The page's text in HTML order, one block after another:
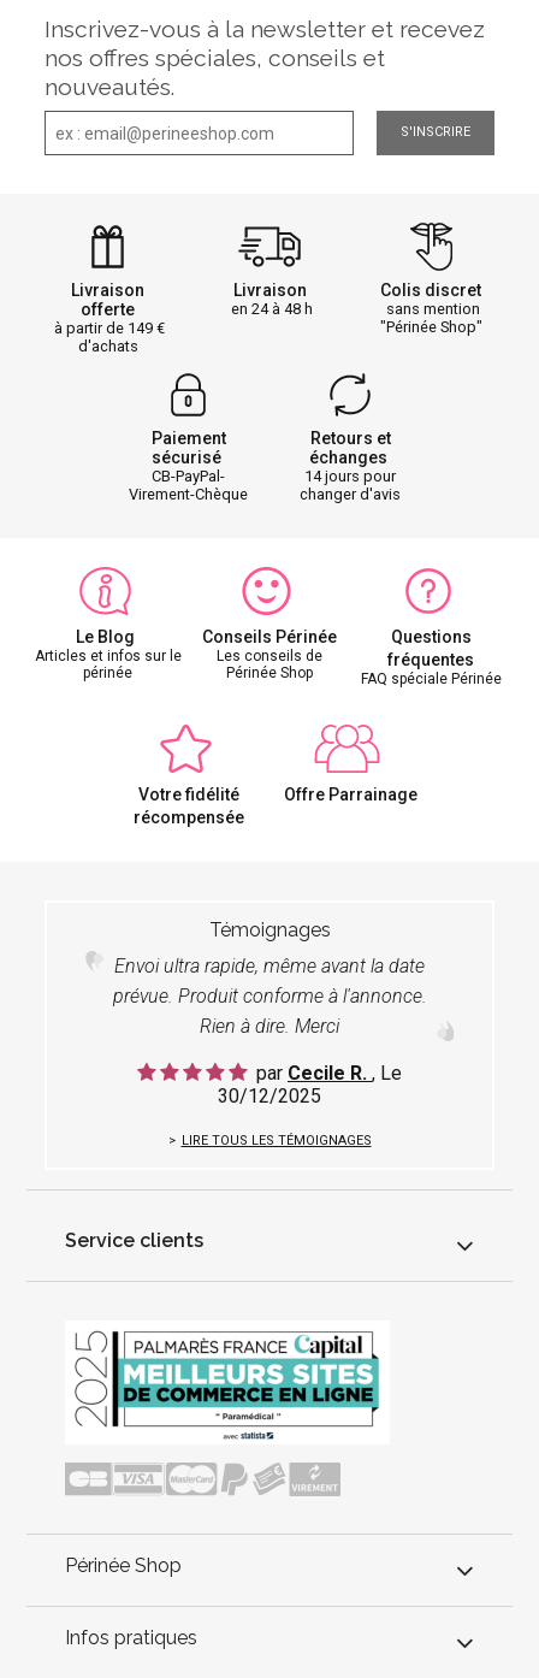
Inscrivez-vous à la newsletter et recevez
nos offres spéciales, conseils et
nouveautés.
S'INSCRIRE
Livraison
offerte
à partir de 149
d'achats
Livraison
en 24 à 48 h
Colis discret
sans mention
"Périnée Shop"
Paiement
sécurisé
CB-PayPal-
Virement-Chèque
Retours et
échanges
14 jours pour
changer d'avis
Le Blog
Articles et infos sur le
périnée
Conseils Périnée
Les conseils de
Périnée Shop
Questions
fréquentes
FAQ spéciale Périnée
Votre fidélité
récompensée
Offre Parrainage
Témoignages
Envoi ultra rapide, même avant la date
prévue. Produit conforme à l'annonce.
Rien à dire. Merci
par Cecile R. , Le
30/12/2025
LIRE TOUS LES TÉMOIGNAGES
Service clients
Périnée Shop
Infos pratiques